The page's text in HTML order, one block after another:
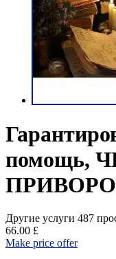
помощь,
Другие услуги 487
66.00 £
Make price offer